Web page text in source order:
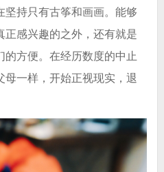
坚持只有古筝和画画。能够
正感兴趣的之外，还有就是
方便。在经历数度的中止
母一样，开始正视现实，退